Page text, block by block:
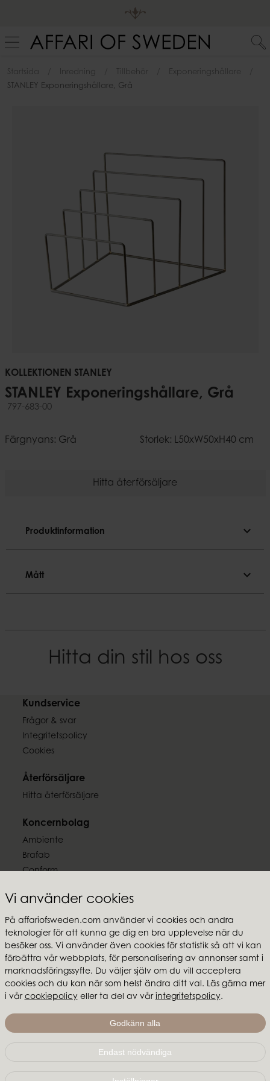
Vi använder cookies
På affariofsweden.com använder vi cookies och andra
teknologier för att kunna ge dig en bra upplevelse när du
besöker oss. Vi använder även cookies för statistik så att vi kan
förbättra vår webbplats, för personalisering av annonser samt i
marknadsföringssyfte. Du väljer själv om du vill acceptera
cookies och du kan när som helst ändra ditt val. Läs gärna mer
i vår cookiepolicyeller ta del av vår integritetspolicy.
Godkänn alla
Endast nödvändiga
Startsida Inredning Tillbehör
Exponeringshållare
STANLEY Exponeringshållare, Grå
KOLLEKTIONEN STANLEY
STANLEY Exponeringshållare, Grå
797-683-00
Färgnyans: Grå Storlek: L50xW50xH40 cm
Hitta återförsäljare
Produktinformation expand_more
Färgnyans
Grå
EAN-kod
Mått expand_more
Höjd
40 cm
Vikt
Hitta din stil hos oss
Kundservice
Frågor & svar
Integritetspolicy
Cookies
Återförsäljare
Hitta återförsäljare
Koncernbolag
Ambiente
Brafab
Conform
MTI
Följ oss
Affari of Sweden
Om oss
info@affariofsweden.com